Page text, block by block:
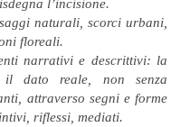
l’incisione.
naturali, scorci urbani,
floreali.
narrativi e descrittivi: la
dato reale, non senza
attraverso segni e forme
riflessi, mediati.